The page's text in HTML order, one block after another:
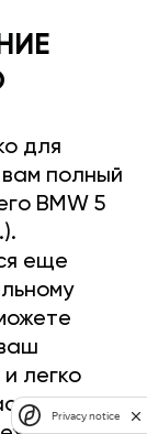
для
полный
BMW 5
еще
легко
Privacy notice